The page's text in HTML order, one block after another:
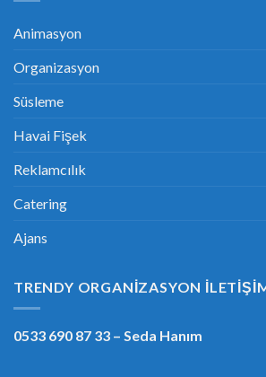
Animasyon
Organizasyon
Süsleme
Havai Fişek
Reklamcılık
Catering
Ajans
TRENDY ORGANIZASYON
0533 690 87 33 – Seda Hanım